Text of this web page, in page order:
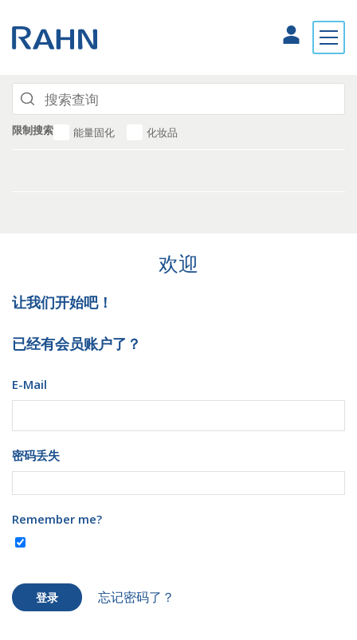
限制搜索 能量固化 化妆品
欢迎
让我们开始吧！
已经有会员账户了？
E-Mail
密码丢失
Remember me?
登录 忘记密码了？